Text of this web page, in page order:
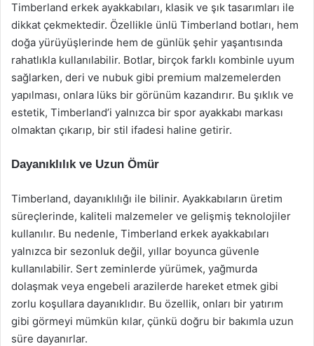
Timberland erkek ayakkabıları, klasik ve şık tasarımları ile
dikkat çekmektedir. Özellikle ünlü Timberland botları, hem
doğa yürüyüşlerinde hem de günlük şehir yaşantısında
rahatlıkla kullanılabilir. Botlar, birçok farklı kombinle uyum
sağlarken, deri ve nubuk gibi premium malzemelerden
yapılması, onlara lüks bir görünüm kazandırır. Bu şıklık ve
estetik, Timberland’i yalnızca bir spor ayakkabı markası
olmaktan çıkarıp, bir stil ifadesi haline getirir.
Dayanıklılık ve Uzun Ömür
Timberland, dayanıklılığı ile bilinir. Ayakkabıların üretim
süreçlerinde, kaliteli malzemeler ve gelişmiş teknolojiler
kullanılır. Bu nedenle, Timberland erkek ayakkabıları
yalnızca bir sezonluk değil, yıllar boyunca güvenle
kullanılabilir. Sert zeminlerde yürümek, yağmurda
dolaşmak veya engebeli arazilerde hareket etmek gibi
zorlu koşullara dayanıklıdır. Bu özellik, onları bir yatırım
gibi görmeyi mümkün kılar, çünkü doğru bir bakımla uzun
süre dayanırlar.